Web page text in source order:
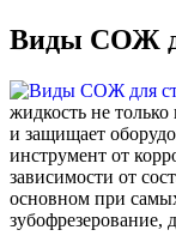
Виды СОЖ
жидкость не
и защищает
инструмент от
зависимости от
основном при
зубофрезерование,